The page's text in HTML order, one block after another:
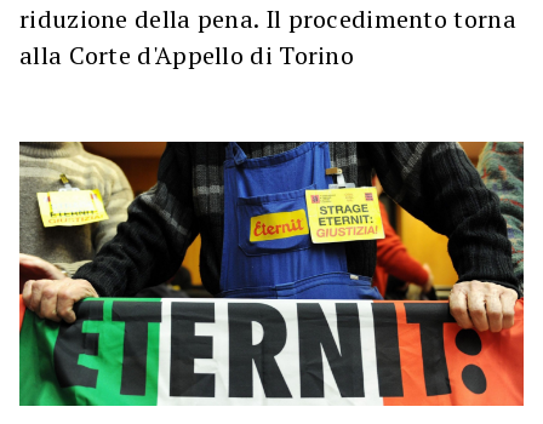
riduzione della pena. Il procedimento torna
alla Corte d'Appello di Torino